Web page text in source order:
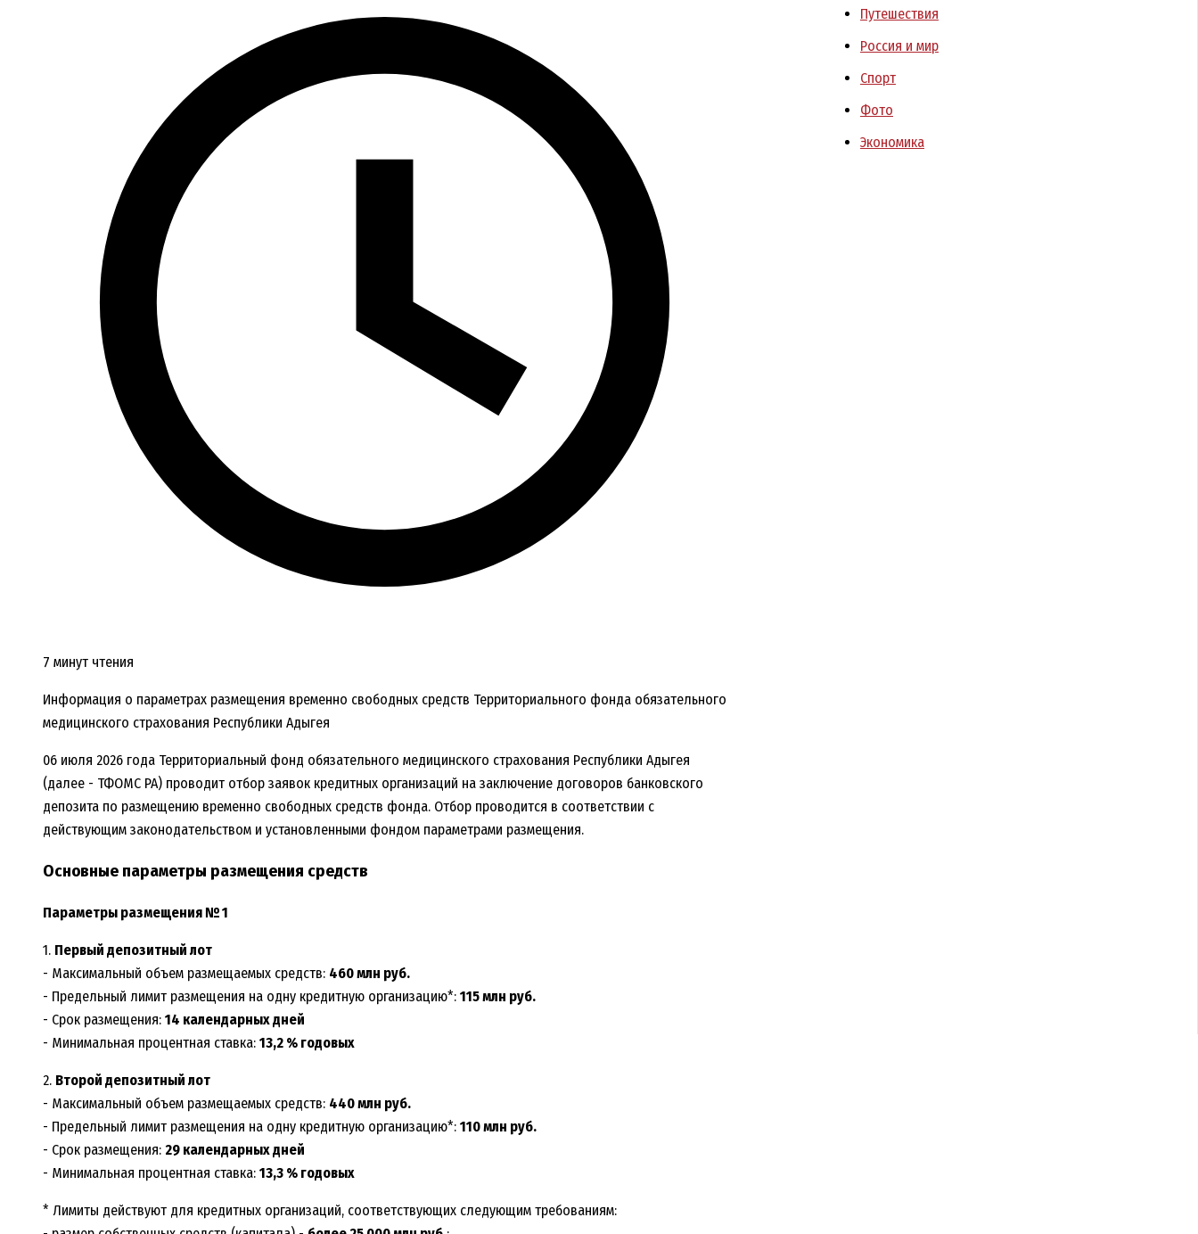
7 минут чтения
Информация о параметрах размещения временно свободных средств Территориального фонда обязательного
медицинского страхования Республики Адыгея
06 июля 2026 года Территориальный фонд обязательного медицинского страхования Республики Адыгея
(далее - ТФОМС РА) проводит отбор заявок кредитных организаций на заключение договоров банковского
депозита по размещению временно свободных средств фонда. Отбор проводится в соответствии с
действующим законодательством и установленными фондом параметрами размещения.
Основные параметры размещения средств
Параметры размещения № 1
1. Первый депозитный лот
- Максимальный объем размещаемых средств: 460 млн руб.
- Предельный лимит размещения на одну кредитную организацию*: 115 млн руб.
- Срок размещения: 14 календарных дней
- Минимальная процентная ставка: 13,2 % годовых
2. Второй депозитный лот
- Максимальный объем размещаемых средств: 440 млн руб.
- Предельный лимит размещения на одну кредитную организацию*: 110 млн руб.
- Срок размещения: 29 календарных дней
- Минимальная процентная ставка: 13,3 % годовых
* Лимиты действуют для кредитных организаций, соответствующих следующим требованиям:
Путешествия
Россия и мир
Спорт
Фото
Экономика